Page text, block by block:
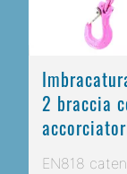
2 braccia
EN818